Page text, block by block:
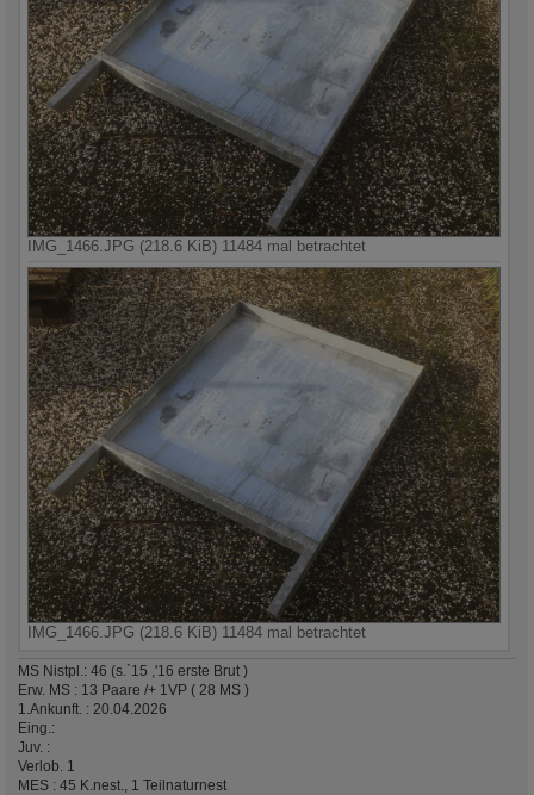
IMG_1466.JPG (218.6 KiB) 11484 mal betrachtet
IMG_1466.JPG (218.6 KiB) 11484 mal betrachtet
MS Nistpl.: 46 (s.`15 ,'16 erste Brut )
Erw. MS : 13 Paare /+ 1VP ( 28 MS )
1.Ankunft. : 20.04.2026
Eing.:
Juv. :
Verlob. 1
MES : 45 K.nest., 1 Teilnaturnest